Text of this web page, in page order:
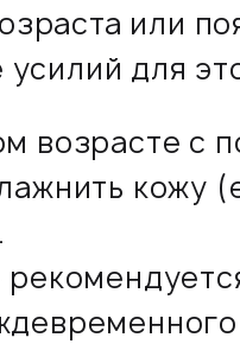
или
для
возрасте с
кожу